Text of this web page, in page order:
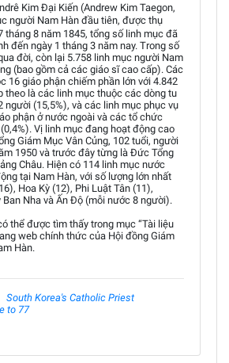
Kim Đại Kiến (Andrew Kim Taegon,
người Nam Hàn đầu tiên, được thụ
tháng 8 năm 1845, tổng số linh mục đã
đến ngày 1 tháng 3 năm nay. Trong số
đời, còn lại 5.758 linh mục người Nam
(bao gồm cả các giáo sĩ cao cấp). Các
16 giáo phận chiếm phần lớn với 4.842
theo là các linh mục thuộc các dòng tu
người (15,5%), và các linh mục phục vụ
phận ở nước ngoài và các tổ chức
Vị linh mục đang hoạt động cao
Giám Mục Vân Củng, 102 tuổi, người
1950 và trước đây từng là Đức Tổng
Châu. Hiện có 114 linh mục nước
tại Nam Hàn, với số lượng lớn nhất
Hoa Kỳ (12), Phi Luật Tân (11),
Ban Nha và Ấn Độ (mỗi nước 8 người).
thể được tìm thấy trong mục “Tài liệu
web chính thức của Hội đồng Giám
Hàn.
South Korea's Catholic Priest
to 77